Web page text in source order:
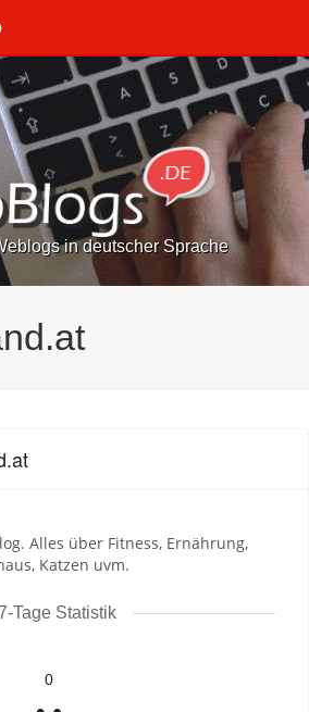
in deutscher Sprache
Alles über Fitness, Ernährung,
Katzen uvm.
Tage Statistik
0